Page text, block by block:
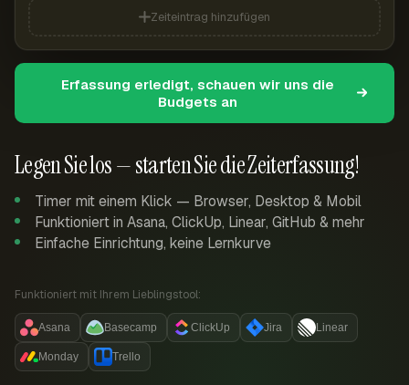
Legen Sie los — starten Sie die Zeiterfassung!
Timer mit einem Klick — Browser, Desktop & Mobil
Funktioniert in Asana, ClickUp, Linear, GitHub & mehr
Einfache Einrichtung, keine Lernkurve
Funktioniert mit Ihrem Lieblingstool:
Asana Basecamp ClickUp Jira Linear
Monday Trello
Zeiteintrag hinzufügen
Erfassung erledigt, schauen wir uns die
Budgets an